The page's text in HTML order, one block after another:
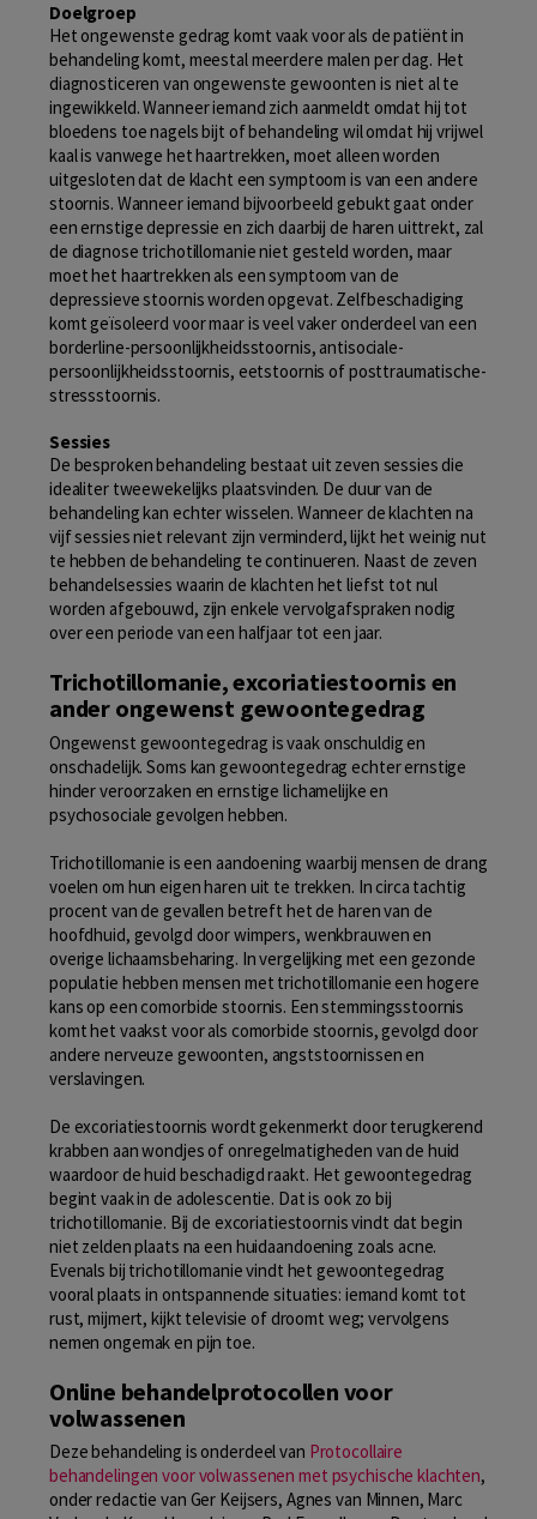
Doelgroep
Het ongewenste gedrag komt vaak voor als de patiënt in
behandeling komt, meestal meerdere malen per dag. Het
diagnosticeren van ongewenste gewoonten is niet al te
ingewikkeld. Wanneer iemand zich aanmeldt omdat hij tot
bloedens toe nagels bijt of behandeling wil omdat hij vrijwel
kaal is vanwege het haartrekken, moet alleen worden
uitgesloten dat de klacht een symptoom is van een andere
stoornis. Wanneer iemand bijvoorbeeld gebukt gaat onder
een ernstige depressie en zich daarbij de haren uittrekt, zal
de diagnose trichotillomanie niet gesteld worden, maar
moet het haartrekken als een symptoom van de
depressieve stoornis worden opgevat. Zelfbeschadiging
komt geïsoleerd voor maar is veel vaker onderdeel van een
borderline-persoonlijkheidsstoornis, antisociale-
persoonlijkheidsstoornis, eetstoornis of posttraumatische-
stressstoornis.
Sessies
De besproken behandeling bestaat uit zeven sessies die
idealiter tweewekelijks plaatsvinden. De duur van de
behandeling kan echter wisselen. Wanneer de klachten na
vijf sessies niet relevant zijn verminderd, lijkt het weinig nut
te hebben de behandeling te continueren. Naast de zeven
behandelsessies waarin de klachten het liefst tot nul
worden afgebouwd, zijn enkele vervolgafspraken nodig
over een periode van een halfjaar tot een jaar.
Trichotillomanie, excoriatiestoornis en
ander ongewenst gewoontegedrag
Ongewenst gewoontegedrag is vaak onschuldig en
onschadelijk. Soms kan gewoontegedrag echter ernstige
hinder veroorzaken en ernstige lichamelijke en
psychosociale gevolgen hebben.
Trichotillomanie is een aandoening waarbij mensen de drang
voelen om hun eigen haren uit te trekken. In circa tachtig
procent van de gevallen betreft het de haren van de
hoofdhuid, gevolgd door wimpers, wenkbrauwen en
overige lichaamsbeharing. In vergelijking met een gezonde
populatie hebben mensen met trichotillomanie een hogere
kans op een comorbide stoornis. Een stemmingsstoornis
komt het vaakst voor als comorbide stoornis, gevolgd door
andere nerveuze gewoonten, angststoornissen en
verslavingen.
De excoriatiestoornis wordt gekenmerkt door terugkerend
krabben aan wondjes of onregelmatigheden van de huid
waardoor de huid beschadigd raakt. Het gewoontegedrag
begint vaak in de adolescentie. Dat is ook zo bij
trichotillomanie. Bij de excoriatiestoornis vindt dat begin
niet zelden plaats na een huidaandoening zoals acne.
Evenals bij trichotillomanie vindt het gewoontegedrag
vooral plaats in ontspannende situaties: iemand komt tot
rust, mijmert, kijkt televisie of droomt weg; vervolgens
nemen ongemak en pijn toe.
Online behandelprotocollen voor
volwassenen
Deze behandeling is onderdeel van Protocollaire
behandelingen voor volwassenen met psychische klachten,
onder redactie van Ger Keijsers, Agnes van Minnen, Marc